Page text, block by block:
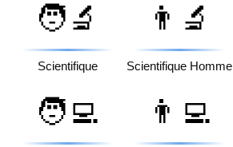
🧑‍🔬
Scientifique
👨‍🔬
Scientifique Homme
🧑‍💻 👨‍💻